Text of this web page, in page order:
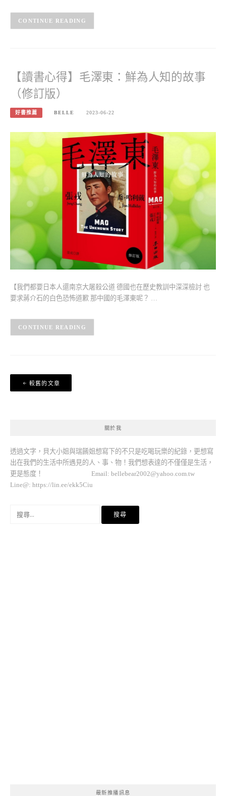
CONTINUE READING
【讀書心得】毛澤東：鮮為人知的故事
（修訂版）
好書推薦 BELLE 2023-06-22
【我們都要日本人還南京大屠殺公道 德國也在歷史教訓中深深檢討 也
要求蔣介石的白色恐怖道歉 那中國的毛澤東呢？ …
CONTINUE READING
文
章
較舊的文章
關於我
透過文字，貝大小姐與瑞餚姐想寫下的不只是吃喝玩樂的紀錄，更想寫
出在我們的生活中所遇見的人、事、物！我們想表達的不僅僅是生活，
更是態度！ Email: bellebear2002@yahoo.com.tw
Line@: https://lin.ee/ekk5Ciu
最新推播訊息